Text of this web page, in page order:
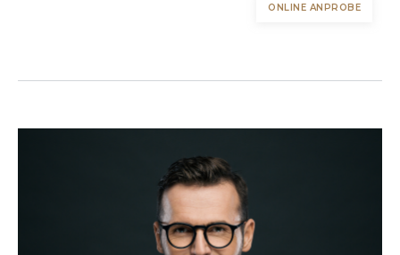
ONLINE ANPROBE